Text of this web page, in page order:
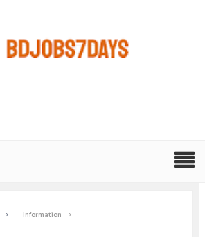
Information